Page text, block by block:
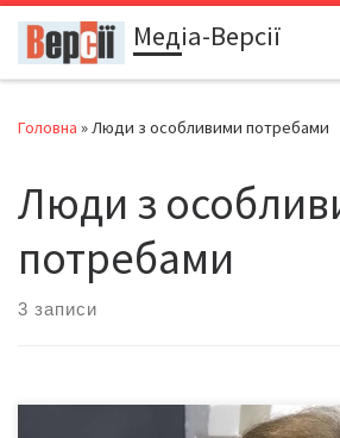
Перейти до вмістуМедіа-Версії
Головна »Люди з особливими потребами
Люди з
потребами
3 записи